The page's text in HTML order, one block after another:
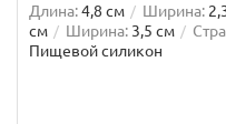
Длина:4,8 см Ширина:
см
Ширина: 3,5 см
Пищевой силикон